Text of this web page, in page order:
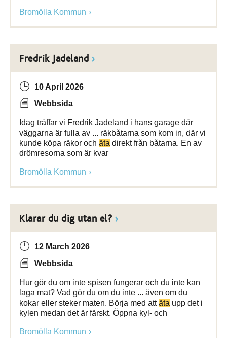
Bromölla Kommun
Fredrik Jadeland
10 April 2026
Webbsida
Idag träffar vi Fredrik Jadeland i hans garage där
väggarna är fulla av ... räkbåtarna som kom in, där vi
kunde köpa räkor och äta direkt från båtarna. En av
drömresorna som är kvar
Bromölla Kommun
Klarar du dig utan el?
12 March 2026
Webbsida
Hur gör du om inte spisen fungerar och du inte kan
laga mat? Vad gör du om du inte ... även om du
kokar eller steker maten. Börja med attäta upp det i
kylen medan det är färskt. Öppna kyl- och
Bromölla Kommun